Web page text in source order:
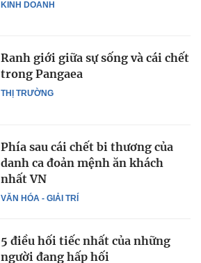
KINH DOANH
THỊ TRƯỜNG
Ranh giới giữa sự sống và cái chết
trong Pangaea
VĂN HÓA - GIẢI TRÍ
Phía sau cái chết bi thương của
danh ca đoản mệnh ăn khách
nhất VN
5 điều hối tiếc nhất của những
người đang hấp hối